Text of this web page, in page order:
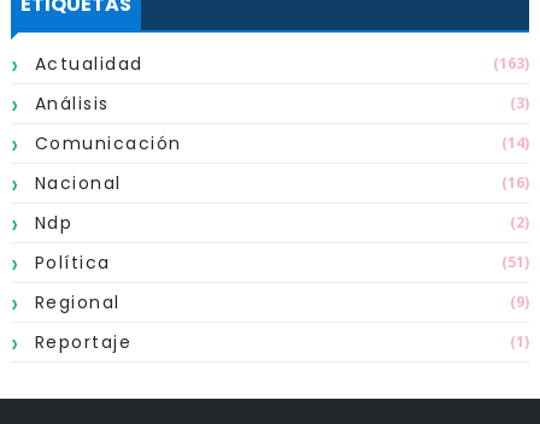
Actualidad (163)
Análisis (3)
Comunicación (14)
Nacional (16)
Ndp (2)
Política (51)
Regional (9)
Reportaje (1)